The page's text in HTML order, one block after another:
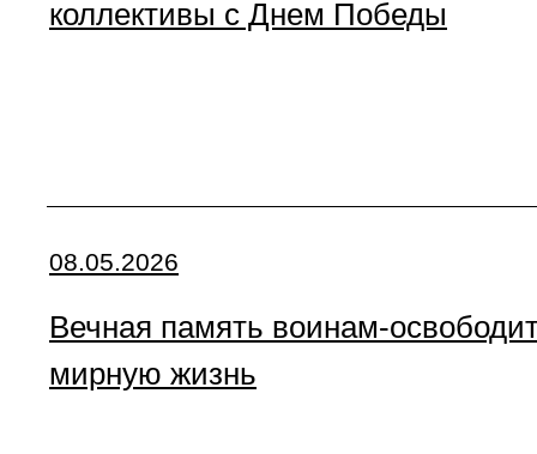
коллективы с Днем Победы
08.05.2026
Вечная память воинам-
мирную жизнь